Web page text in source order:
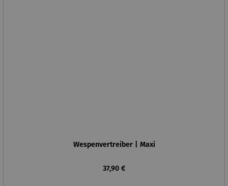
Wespenvertreiber | Maxi
Regulärer Preis:
37,90 €